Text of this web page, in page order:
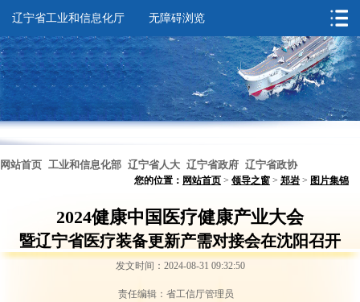
网站首页 工业和信息化部 辽宁省人大 辽宁省政府 辽宁省政协
辽宁省工业和信息化厅 无障碍浏览
您的位置： 网站首页 > 领导之窗 > 郑岩 > 图片集锦
2024健康中国医疗健康产业大会
暨辽宁省医疗装备更新产需对接会在沈阳召开
发文时间：2024-08-31 09:32:50
责任编辑：省工信厅管理员